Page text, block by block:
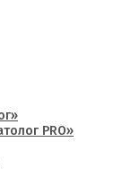
PRO»